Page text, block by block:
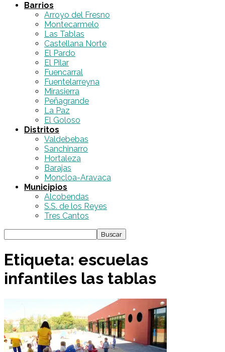
Barrios
Arroyo del Fresno
Montecarmelo
Las Tablas
Castellana Norte
El Pardo
El Pilar
Fuencarral
Fuentelarreyna
Mirasierra
Peñagrande
La Paz
El Goloso
Distritos
Valdebebas
Sanchinarro
Hortaleza
Barajas
Moncloa-Aravaca
Municipios
Alcobendas
S.S. de los Reyes
Tres Cantos
Etiqueta: escuelas
infantiles las tablas